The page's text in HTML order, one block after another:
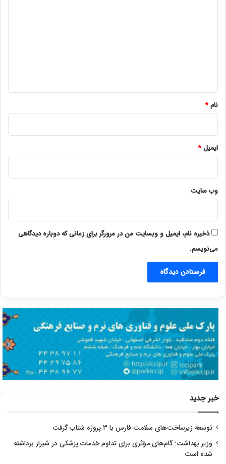
نام*
ایمیل*
وب‌ سایت
ذخیره نام، ایمیل و وبسایت من در مرورگر برای زمانی که دوباره دیدگاهی
می‌نویسم.
خبر جدید
توسعه زیرساخت‌های سلامت فارس با ۳ پروژه شتاب گرفت
وزیر بهداشت: گام‌های مؤثری برای تداوم خدمات پزشکی در شیراز برداشته
شده است